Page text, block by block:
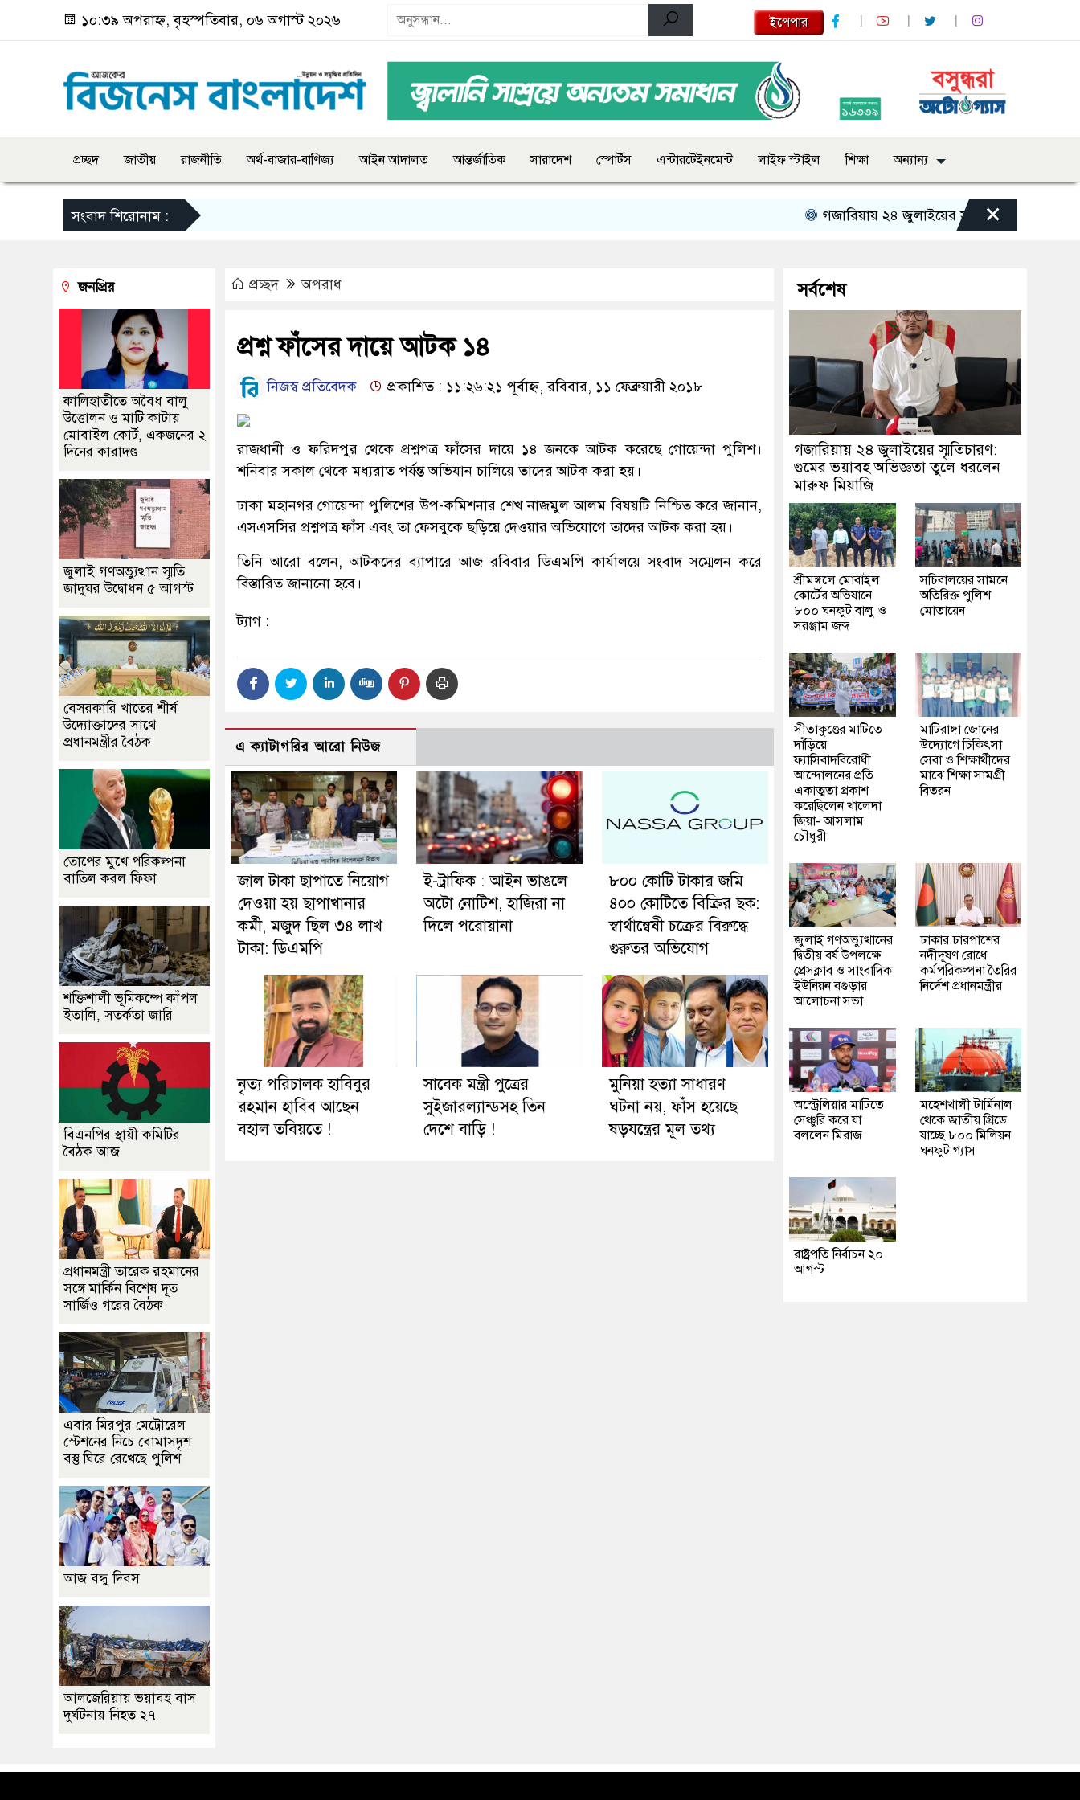
১০:৩৯ অপরাহ্ন, বৃহস্পতিবার, ০৬ অগাস্ট ২০২৬ ইপেপার
প্রচ্ছদ জাতীয় রাজনীতি অর্থ-বাজার-বাণিজ্য আইন আদালত আন্তর্জাতিক সারাদেশ স্পোর্টস এন্টারটেইনমেন্ট লাইফ স্টাইল শিক্ষা অন্যান্য
সংবাদ শিরোনাম : গজারিয়ায় ২৪ জুলাইয়ের স্মৃতিচারণ: গুমের ভয়াবহ
×
প্রচ্ছদ অপরাধ
প্রশ্ন ফাঁসের দায়ে আটক ১৪
নিজস্ব প্রতিবেদক প্রকাশিত : ১১:২৬:২১ পূর্বাহ্ন, রবিবার, ১১ ফেব্রুয়ারী ২০১৮
রাজধানী ও ফরিদপুর থেকে প্রশ্নপত্র ফাঁসের দায়ে ১৪ জনকে আটক করেছে গোয়েন্দা পুলিশ।
শনিবার সকাল থেকে মধ্যরাত পর্যন্ত অভিযান চালিয়ে তাদের আটক করা হয়।
ঢাকা মহানগর গোয়েন্দা পুলিশের উপ-কমিশনার শেখ নাজমুল আলম বিষয়টি নিশ্চিত করে জানান,
এসএসসির প্রশ্নপত্র ফাঁস এবং তা ফেসবুকে ছড়িয়ে দেওয়ার অভিযোগে তাদের আটক করা হয়।
তিনি আরো বলেন, আটকদের ব্যাপারে আজ রবিবার ডিএমপি কার্যালয়ে সংবাদ সম্মেলন করে
বিস্তারিত জানানো হবে।
ট্যাগ :
এ ক্যাটাগরির আরো নিউজ
জাল টাকা ছাপাতে নিয়োগ
দেওয়া হয় ছাপাখানার
কর্মী, মজুদ ছিল ৩৪ লাখ
টাকা: ডিএমপি
ই-ট্রাফিক : আইন ভাঙলে
অটো নোটিশ, হাজিরা না
দিলে পরোয়ানা
৮০০ কোটি টাকার জমি
৪০০ কোটিতে বিক্রির ছক:
স্বার্থান্বেষী চক্রের বিরুদ্ধে
গুরুতর অভিযোগ
নৃত্য পরিচালক হাবিবুর
রহমান হাবিব আছেন
বহাল তবিয়তে !
সাবেক মন্ত্রী পুত্রের
সুইজারল্যান্ডসহ তিন
দেশে বাড়ি !
মুনিয়া হত্যা সাধারণ
ঘটনা নয়, ফাঁস হয়েছে
ষড়যন্ত্রের মূল তথ্য
জনপ্রিয়
কালিহাতীতে অবৈধ বালু
উত্তোলন ও মাটি কাটায়
মোবাইল কোর্ট, একজনের ২
দিনের কারাদণ্ড
জুলাই গণঅভ্যুত্থান স্মৃতি
জাদুঘর উদ্বোধন ৫ আগস্ট
বেসরকারি খাতের শীর্ষ
উদ্যোক্তাদের সাথে
প্রধানমন্ত্রীর বৈঠক
তোপের মুখে পরিকল্পনা
বাতিল করল ফিফা
শক্তিশালী ভূমিকম্পে কাঁপল
ইতালি, সতর্কতা জারি
বিএনপির স্থায়ী কমিটির
বৈঠক আজ
প্রধানমন্ত্রী তারেক রহমানের
সঙ্গে মার্কিন বিশেষ দূত
সার্জিও গরের বৈঠক
এবার মিরপুর মেট্রোরেল
স্টেশনের নিচে বোমাসদৃশ
বস্তু ঘিরে রেখেছে পুলিশ
আজ বন্ধু দিবস
আলজেরিয়ায় ভয়াবহ বাস
দুর্ঘটনায় নিহত ২৭
সর্বশেষ
গজারিয়ায় ২৪ জুলাইয়ের স্মৃতিচারণ:
গুমের ভয়াবহ অভিজ্ঞতা তুলে ধরলেন
মারুফ মিয়াজি
শ্রীমঙ্গলে মোবাইল
কোর্টের অভিযানে
৮০০ ঘনফুট বালু ও
সরঞ্জাম জব্দ
সচিবালয়ের সামনে
অতিরিক্ত পুলিশ
মোতায়েন
সীতাকুণ্ডের মাটিতে
দাঁড়িয়ে
ফ্যাসিবাদবিরোধী
আন্দোলনের প্রতি
একাত্মতা প্রকাশ
করেছিলেন খালেদা
জিয়া- আসলাম
চৌধুরী
মাটিরাঙ্গা জোনের
উদ্যোগে চিকিৎসা
সেবা ও শিক্ষার্থীদের
মাঝে শিক্ষা সামগ্রী
বিতরন
জুলাই গণঅভ্যুত্থানের
দ্বিতীয় বর্ষ উপলক্ষে
প্রেসক্লাব ও সাংবাদিক
ইউনিয়ন বগুড়ার
আলোচনা সভা
ঢাকার চারপাশের
নদীদূষণ রোধে
কর্মপরিকল্পনা তৈরির
নির্দেশ প্রধানমন্ত্রীর
অস্ট্রেলিয়ার মাটিতে
সেঞ্চুরি করে যা
বললেন মিরাজ
মহেশখালী টার্মিনাল
থেকে জাতীয় গ্রিডে
যাচ্ছে ৮০০ মিলিয়ন
ঘনফুট গ্যাস
রাষ্ট্রপতি নির্বাচন ২০
আগস্ট